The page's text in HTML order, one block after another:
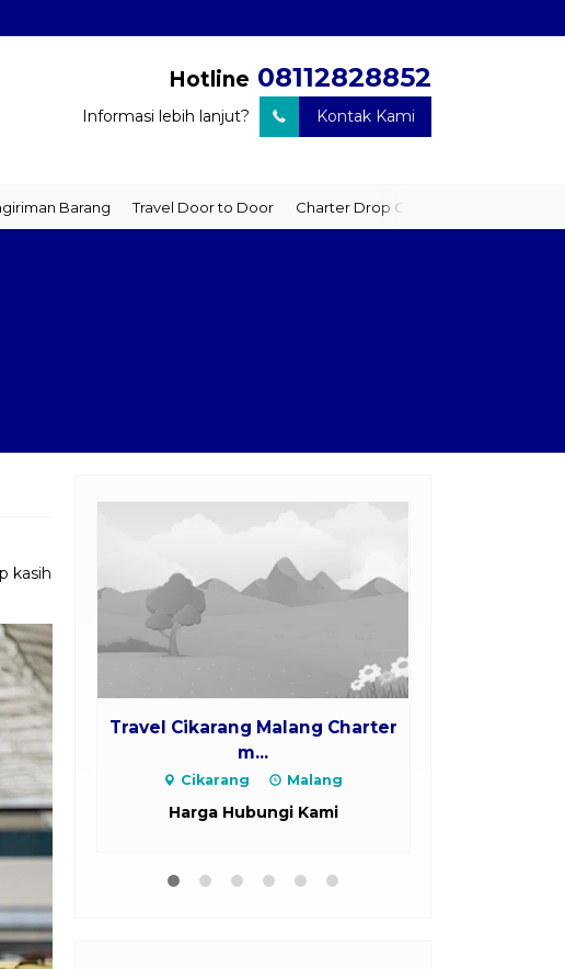
Hotline 08112828852
Informasi lebih lanjut? Kontak Kami
Travel Door to Door Charter Drop Off Sewa Hiace
kasih
Travel Cikarang Malang Charter
m...
Cikarang Malang
Harga Hubungi Kami